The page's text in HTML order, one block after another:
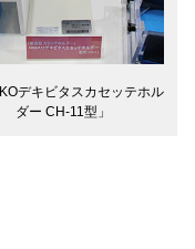
デキビタスカセッテホル
ダー CH-11型」